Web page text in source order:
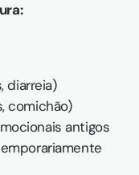
diarreia)
comichão)
antigos